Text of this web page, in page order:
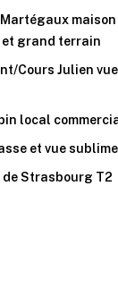
et grand terrain
Cours Julien vue
local
et vue sublime
de Strasbourg T2